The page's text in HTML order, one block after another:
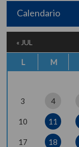
Calendario
L M
3 4
10 11
17 18
« JUL